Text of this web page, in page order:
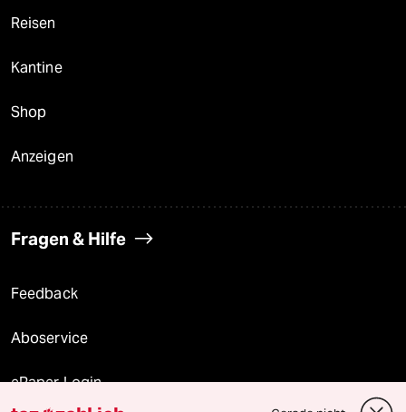
Reisen
Kantine
Shop
Anzeigen
Fragen & Hilfe
Feedback
Aboservice
ePaper Login